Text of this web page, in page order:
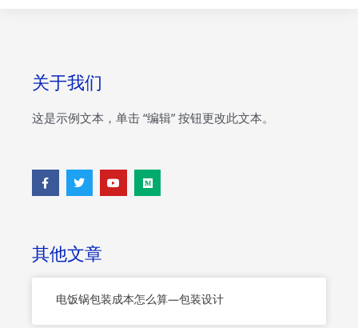
关于我们
这是示例文本，单击 “编辑” 按钮更改此文本。
F
a
c
k
-
f
T
w
i
Y
o
u
M
e
d
其他文章
电饭锅包装成本怎么算—包装设计